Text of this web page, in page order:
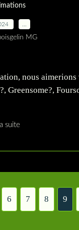
MG
nous
Greensome?,
suite
6 7 8 9